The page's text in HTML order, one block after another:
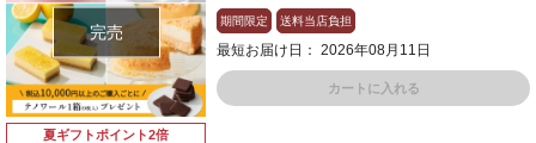
完売
夏ギフトポイント2倍
期間限定 送料当店負担
最短お届け日： 2026年08月11日
カートに入れる